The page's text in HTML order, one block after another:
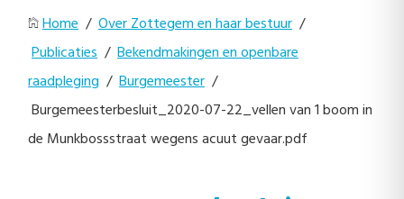
Home / Over Zottegem en haar bestuur /
Publicaties / Bekendmakingen en openbare
raadpleging / Burgemeester /
Burgemeesterbesluit_2020-07-22_vellen van 1 boom in
de Munkbossstraat wegens acuut gevaar.pdf